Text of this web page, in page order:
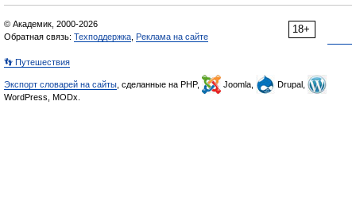
18+
© Академик, 2000-2026
Обратная связь: Техподдержка Реклама на сайте
👣 Путешествия
Экспорт словарей на сайты , сделанные на PHP, Joomla,
Drupal,
WordPress, MODx.